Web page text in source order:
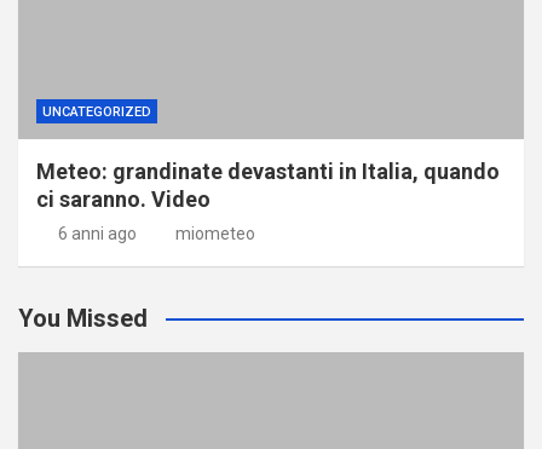
UNCATEGORIZED
Meteo: grandinate devastanti in Italia, quando
ci saranno. Video
6 anni ago miometeo
You Missed